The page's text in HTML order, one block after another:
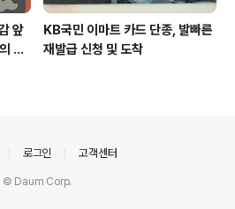
앞
반
KB국민 이마트 카드 단종, 발빠른
재발급 신청 및 도착
로그인 고객센터
© Daum Corp.